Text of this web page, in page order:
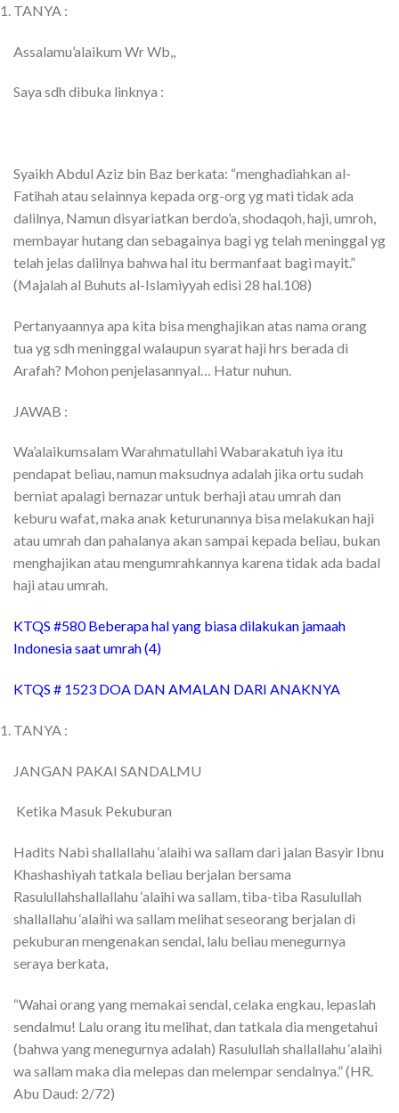
TANYA :
Assalamu’alaikum Wr Wb,,
Saya sdh dibuka linknya :
Syaikh Abdul Aziz bin Baz berkata: “menghadiahkan al-
Fatihah atau selainnya kepada org-org yg mati tidak ada
dalilnya, Namun disyariatkan berdo’a, shodaqoh, haji, umroh,
membayar hutang dan sebagainya bagi yg telah meninggal yg
telah jelas dalilnya bahwa hal itu bermanfaat bagi mayit.”
(Majalah al Buhuts al-Islamiyyah edisi 28 hal.108)
Pertanyaannya apa kita bisa menghajikan atas nama orang
tua yg sdh meninggal walaupun syarat haji hrs berada di
Arafah? Mohon penjelasannyal… Hatur nuhun.
JAWAB :
Wa’alaikumsalam Warahmatullahi Wabarakatuh iya itu
pendapat beliau, namun maksudnya adalah jika ortu sudah
berniat apalagi bernazar untuk berhaji atau umrah dan
keburu wafat, maka anak keturunannya bisa melakukan haji
atau umrah dan pahalanya akan sampai kepada beliau, bukan
menghajikan atau mengumrahkannya karena tidak ada badal
haji atau umrah.
KTQS #580 Beberapa hal yang biasa dilakukan jamaah
Indonesia saat umrah (4)
KTQS # 1523 DOA DAN AMALAN DARI ANAKNYA
TANYA :
JANGAN PAKAI SANDALMU
Ketika Masuk Pekuburan
Hadits Nabi shallallahu ‘alaihi wa sallam dari jalan Basyir Ibnu
Khashashiyah tatkala beliau berjalan bersama
Rasulullahshallallahu ‘alaihi wa sallam, tiba-tiba Rasulullah
shallallahu ‘alaihi wa sallam melihat seseorang berjalan di
pekuburan mengenakan sendal, lalu beliau menegurnya
seraya berkata,
“Wahai orang yang memakai sendal, celaka engkau, lepaslah
sendalmu! Lalu orang itu melihat, dan tatkala dia mengetahui
(bahwa yang menegurnya adalah) Rasulullah shallallahu ‘alaihi
wa sallam maka dia melepas dan melempar sendalnya.” (HR.
Abu Daud: 2/72)